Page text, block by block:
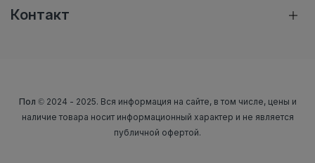
Контакт
Пол © 2024 - 2025. Вся информация на сайте, в том числе, цены и
наличие товара носит информационный характер и не является
публичной офертой.